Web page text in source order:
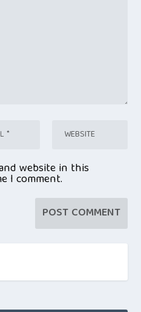
website in this
I comment.